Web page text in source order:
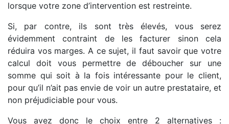
lorsque votre zone d’intervention est restreinte.
Si, par contre, ils sont très élevés, vous serez
évidemment contraint de les facturer sinon cela
réduira vos marges. A ce sujet, il faut savoir que votre
calcul doit vous permettre de déboucher sur une
somme qui soit à la fois intéressante pour le client,
pour qu’il n’ait pas envie de voir un autre prestataire, et
non préjudiciable pour vous.
Vous avez donc le choix entre 2 alternatives :